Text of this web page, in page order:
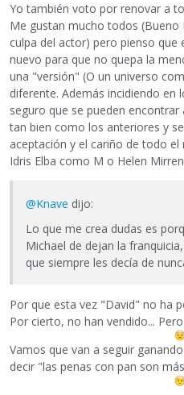
Yo también voto por renovar a
Me gustan mucho todos
culpa del actor) pero pienso que
nuevo para que no quepa la
una "versión" (O un universo
diferente. Además incidiendo en
seguro que se pueden
tan bien como los anteriores y
aceptación y el cariño de todo
Idris Elba como M o Helen
@Knave dijo:
Lo que me crea dudas es
Michael de dejan la
que siempre les decía de
Por que esta vez "David" no ha
Por cierto, no han vendido...
Vamos que van a seguir
decir "las penas con pan son